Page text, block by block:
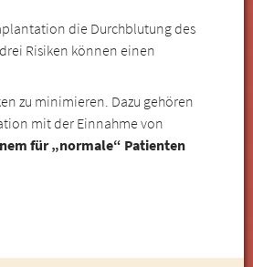
die Durchblutung des
Risiken können einen
zu minimieren. Dazu gehören
mit der Einnahme von
für „normale“ Patienten